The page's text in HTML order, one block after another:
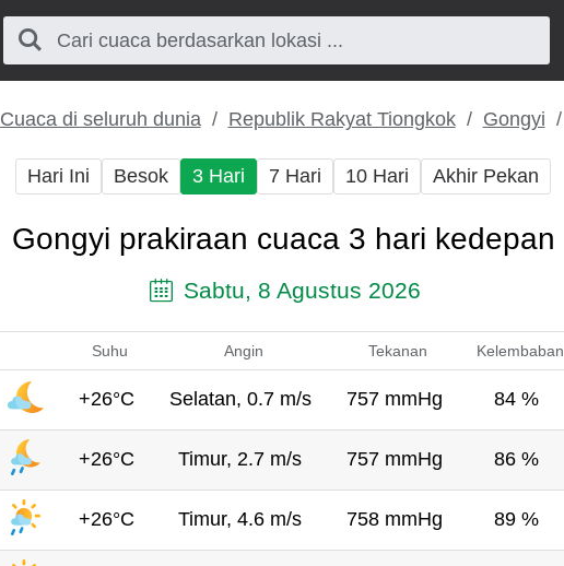
Cuaca di seluruh dunia Republik Rakyat Tiongkok Gongyi
Hari Ini Besok 3 Hari 7 Hari 10 Hari Akhir Pekan
Gongyi prakiraan cuaca 3 hari kedepan
Sabtu, 8 Agustus 2026
Suhu Angin Tekanan Kelembaban
+26°C Selatan, 0.7 m/s 757 mmHg 84 %
+26°C Timur, 2.7 m/s 757 mmHg 86 %
+26°C Timur, 4.6 m/s 758 mmHg 89 %